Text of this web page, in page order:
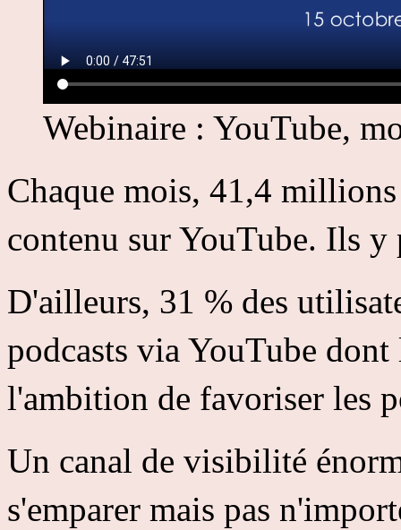
Webinaire : YouTube,
Chaque mois, 41,4
contenu sur YouTube. Ils y
D'ailleurs, 31 % des
podcasts via YouTube
l'ambition de favoriser les
Un canal de visibilité
s'emparer mais pas